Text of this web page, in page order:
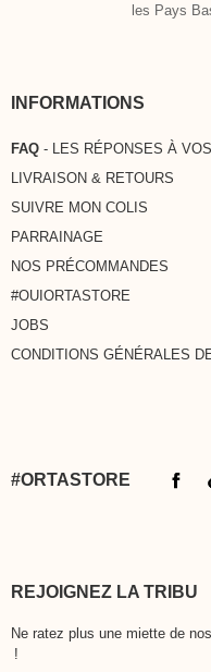
les Pays
INFORMATIONS
CONDITIONS GÉNÉRALES
LIVRAISON & RETOURS
NOS PRÉCOMMANDES
#OUIORTASTORE
PARRAINAGE
FAQ- LES RÉPONSES À
SUIVRE MON COLIS
JOBS
#ORTASTORE
REJOIGNEZ LA TRIBU
Ne ratez plus une miette de
!